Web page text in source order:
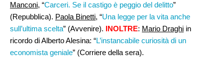
Manconi, “Carceri. Se il castigo è peggio del delitto”
(Repubblica). Paola Binetti, “Una legge per la vita anche
sull’ultima scelta” (Avvenire). INOLTRE: Mario Draghi in
ricordo di Alberto Alesina: “L’instancabile curiosità di un
economista geniale” (Corriere della sera).